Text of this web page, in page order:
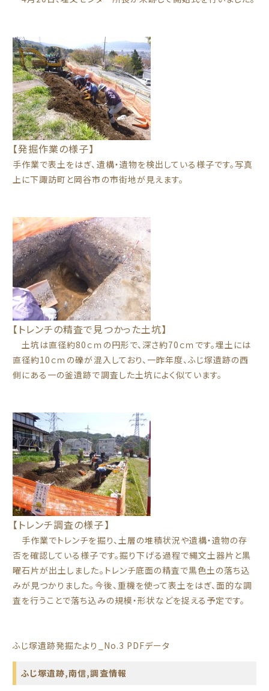
【発掘作業の様子】
手作業で表土をはぎ、遺構・遺物を検出している様子です。写真
上に下諏訪町と岡谷市の市街地が見えます。
【トレンチの精査で見つかった土坑】
土坑は直径約80ｃｍの円形で、深さ約70ｃｍです。埋土には
直径約10ｃｍの礫が混入しており、一昨年度、ふじ塚遺跡の西
側にある一の釜遺跡で調査した土坑によく似ています。
【トレンチ調査の様子】
手作業でトレンチを掘り、土層の堆積状況や遺構・遺物の存
否を確認している様子です。掘り下げる過程で縄文土器片と黒
曜石片が出土しました。トレンチ底面の精査で黒色土の落ち込
みが見つかりました。今後、重機を使って表土をはぎ、面的な調
査を行うことで落ち込みの規模・形状などを捉える予定です。
ふじ塚遺跡発掘たより_No.3 PDFデータ
ふじ塚遺跡,南信,調査情報